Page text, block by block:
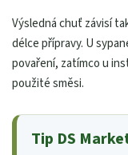
Výsledná chuť závisí
délce přípravy. U
povaření, zatímco u
použité směsi.
Tip DS